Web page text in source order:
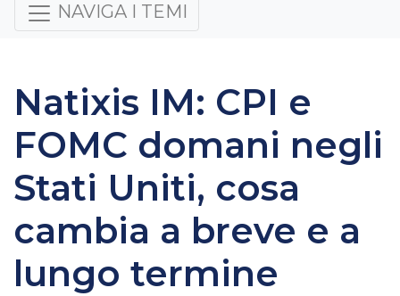
NAVIGA I TEMI
Natixis IM: CPI e
FOMC domani negli
Stati Uniti, cosa
cambia a breve e a
lungo termine